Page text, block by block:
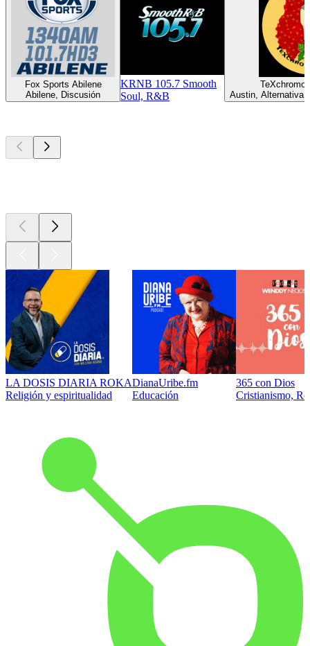
Fox Sports Abilene
Abilene, Discusión
KRNB 105.7 Smooth
Soul, R&B
Austin, Alternativa,
LA DOSIS DIARIA ROKA
Religión y espiritualidad
DianaUribe.fm
Educación
365 con Dios
Cristianismo,